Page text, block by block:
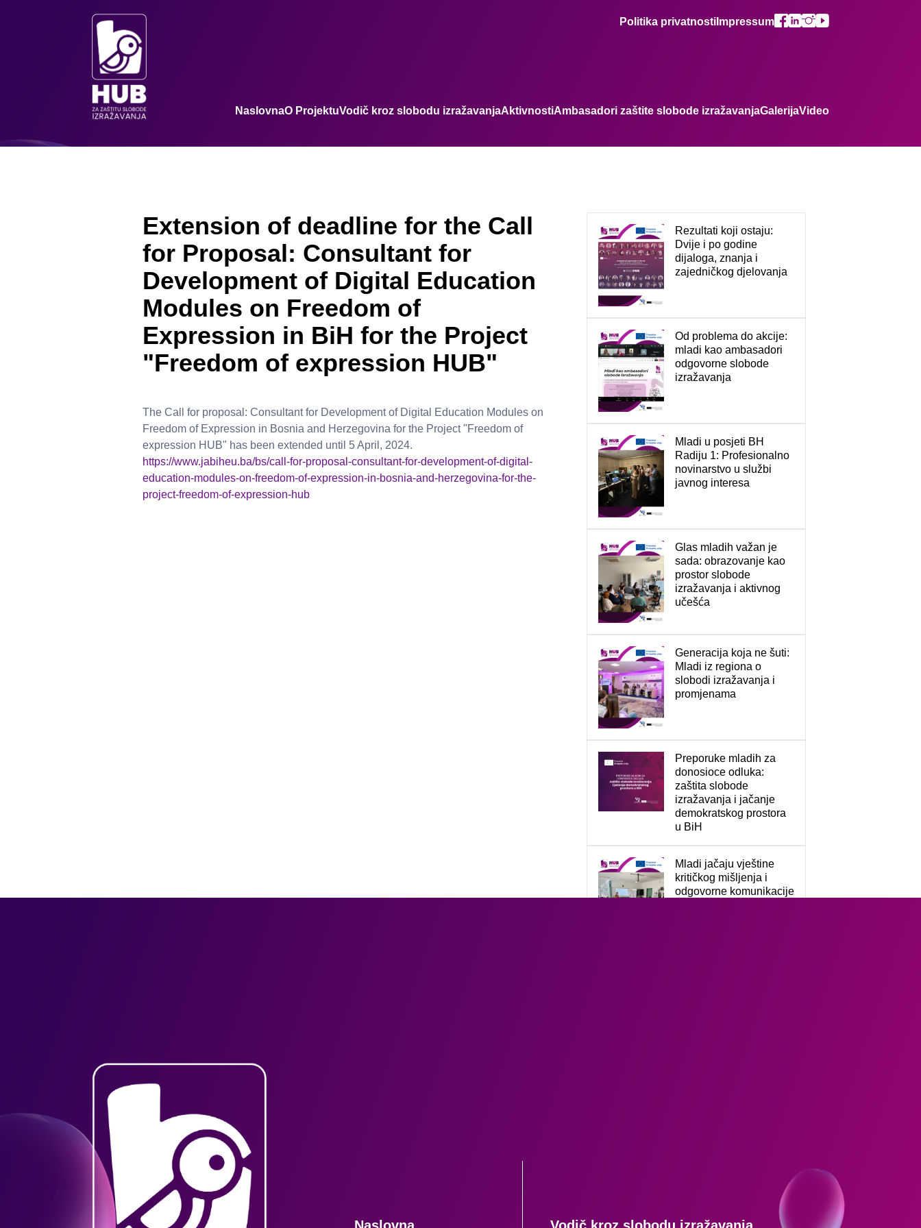
Politika privatnostiImpressum
NaslovnaO ProjektuVodič kroz slobodu izražavanjaAktivnostiAmbasadori zaštite slobode izražavanjaGalerijaVideo
Extension of deadline for the Call
for Proposal: Consultant for
Development of Digital Education
Modules on Freedom of
Expression in BiH for the Project
"Freedom of expression HUB"
The Call for proposal: Consultant for Development of Digital Education Modules on
Freedom of Expression in Bosnia and Herzegovina for the Project "Freedom of
expression HUB" has been extended until 5 April, 2024.
https://www.jabiheu.ba/bs/call-for-proposal-consultant-for-development-of-digital-
education-modules-on-freedom-of-expression-in-bosnia-and-herzegovina-for-the-
project-freedom-of-expression-hub
Rezultati koji ostaju:
Dvije i po godine
dijaloga, znanja i
zajedničkog djelovanja
Od problema do akcije:
mladi kao ambasadori
odgovorne slobode
izražavanja
Mladi u posjeti BH
Radiju 1: Profesionalno
novinarstvo u službi
javnog interesa
Glas mladih važan je
sada: obrazovanje kao
prostor slobode
izražavanja i aktivnog
učešća
Generacija koja ne šuti:
Mladi iz regiona o
slobodi izražavanja i
promjenama
Preporuke mladih za
donosioce odluka:
zaštita slobode
izražavanja i jačanje
demokratskog prostora
u BiH
Mladi jačaju vještine
kritičkog mišljenja i
odgovorne komunikacije
Regulatornoj agenciji za